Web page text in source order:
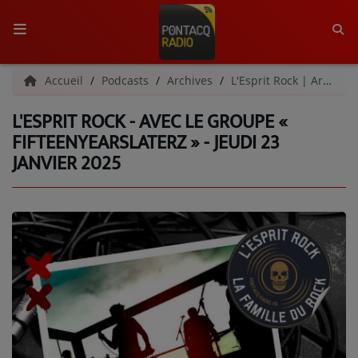
ACCUEIL
RADIO
QUI SOMMES-NOUS ?
L'ÉQUIPE
GRILLE DES PROGRAMMES
C'ÉTAIT QUOI CE TITRE ?
MÉDIAS
PODCASTS - SAISON 2026/2027
Accueil Podcasts Archives L'Esprit Rock | Archives
L'ESPRIT ROCK - AVEC LE GROUPE «
FIFTEENYEARSLATERZ » - JEUDI 23
JANVIER 2025